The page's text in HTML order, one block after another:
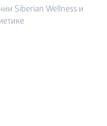
Siberian Wellness и